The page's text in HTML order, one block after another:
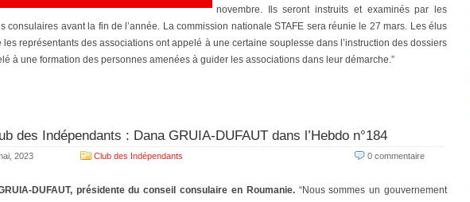
novembre. Ils seront instruits et examinés par les
consulaires avant la fin de l’année. La commission nationale STAFE sera réunie le 27 mars. Les élus
les représentants des associations ont appelé à une certaine souplesse dans l’instruction des dossiers
à une formation des personnes amenées à guider les associations dans leur démarche.”
des Indépendants : Dana GRUIA-DUFAUT dans l’Hebdo n°184
2023 Club des Indépendants 0 commentaire
DUFAUT, présidente du conseil consulaire en Roumanie. “Nous sommes un gouvernement